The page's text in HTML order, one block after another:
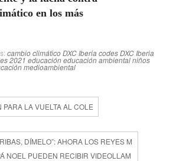
en los más
cambio climáticoDXC Iberia codesDXC Iberia
2021 educacióneducación ambiental niños
medioambiental
PARA LA VUELTA AL COLE
DÍMELO”: AHORA LOS REYES M
NOEL PUEDEN RECIBIR VIDEOLLAM